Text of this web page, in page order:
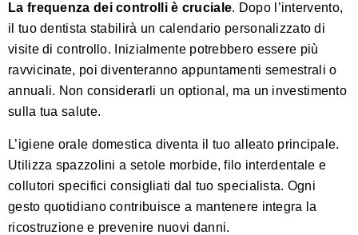
La frequenza dei controlli è cruciale. Dopo l’intervento,
il tuo dentista stabilirà un calendario personalizzato di
visite di controllo. Inizialmente potrebbero essere più
ravvicinate, poi diventeranno appuntamenti semestrali o
annuali. Non considerarli un optional, ma un investimento
sulla tua salute.
L’igiene orale domestica diventa il tuo alleato principale.
Utilizza spazzolini a setole morbide, filo interdentale e
collutori specifici consigliati dal tuo specialista. Ogni
gesto quotidiano contribuisce a mantenere integra la
ricostruzione e prevenire nuovi danni.